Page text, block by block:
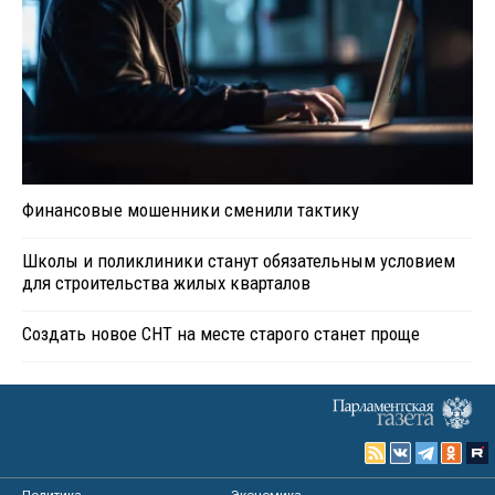
Финансовые мошенники сменили тактику
Школы и поликлиники станут обязательным условием
для строительства жилых кварталов
Создать новое СНТ на месте старого станет проще